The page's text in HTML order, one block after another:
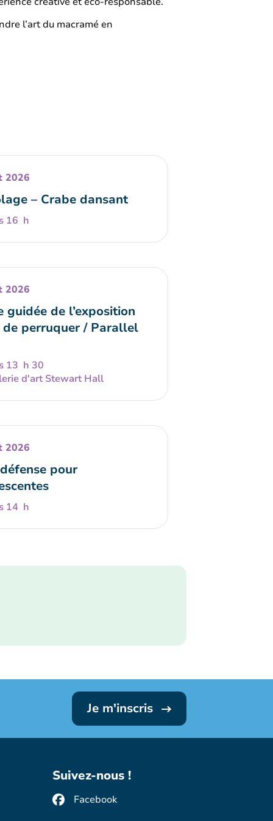
l’art du macramé en
2026
– Crabe dansant
16 h
2026
guidée de l’exposition
perruquer / Parallel
13 h 30
d'art Stewart Hall
2026
pour
14 h
Je m'inscris
Suivez-nous !
Facebook